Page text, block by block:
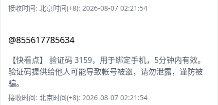
接收时间: 北京时间(+8): 2026-08-07 02:21:54
@855617785634
【快看点】 验证码 3159，用于绑定手机，5分钟内有效。
验证码提供给他人可能导致帐号被盗，请勿泄露，谨防被
骗。
接收时间: 北京时间(+8): 2026-08-07 02:21:54